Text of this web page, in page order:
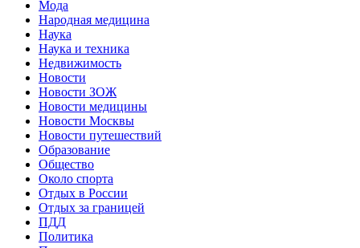
Мода
Народная медицина
Наука
Наука и техника
Недвижимость
Новости
Новости ЗОЖ
Новости медицины
Новости Москвы
Новости путешествий
Образование
Общество
Около спорта
Отдых в России
Отдых за границей
ПДД
Политика